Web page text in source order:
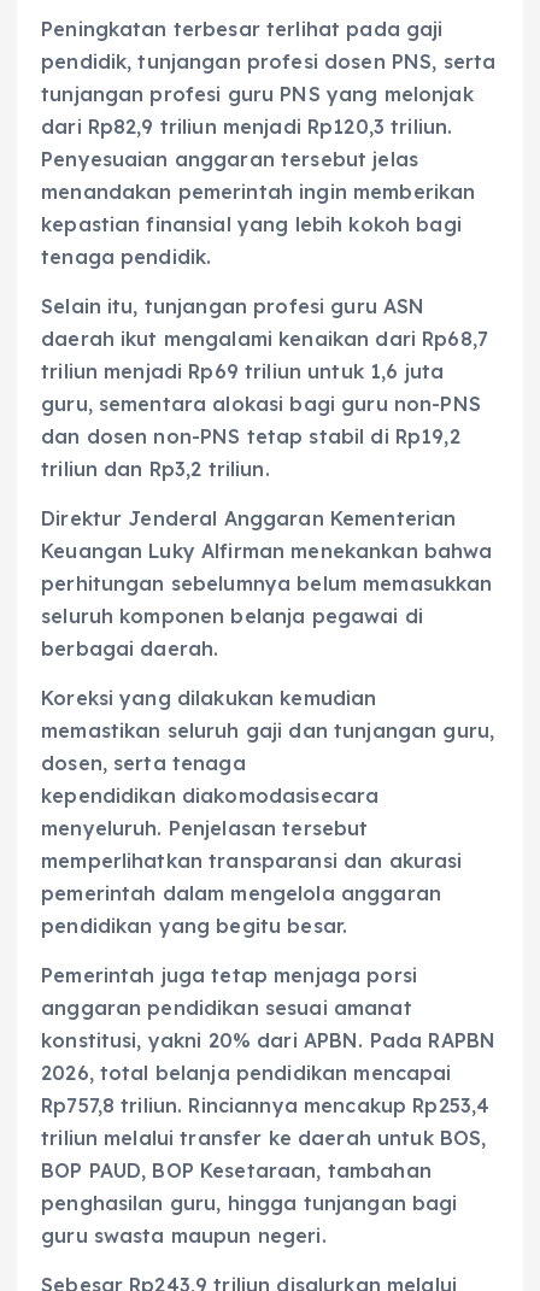
Peningkatan terbesar terlihat pada gaji
pendidik, tunjangan profesi dosen PNS, serta
tunjangan profesi guru PNS yang melonjak
dari Rp82,9 triliun menjadi Rp120,3 triliun.
Penyesuaian anggaran tersebut jelas
menandakan pemerintah ingin memberikan
kepastian finansial yang lebih kokoh bagi
tenaga pendidik.
Selain itu, tunjangan profesi guru ASN
daerah ikut mengalami kenaikan dari Rp68,7
triliun menjadi Rp69 triliun untuk 1,6 juta
guru, sementara alokasi bagi guru non-PNS
dan dosen non-PNS tetap stabil di Rp19,2
triliun dan Rp3,2 triliun.
Direktur Jenderal Anggaran Kementerian
Keuangan Luky Alfirman menekankan bahwa
perhitungan sebelumnya belum memasukkan
seluruh komponen belanja pegawai di
berbagai daerah.
Koreksi yang dilakukan kemudian
memastikan seluruh gaji dan tunjangan guru,
dosen, serta tenaga
kependidikan diakomodasisecara
menyeluruh. Penjelasan tersebut
memperlihatkan transparansi dan akurasi
pemerintah dalam mengelola anggaran
pendidikan yang begitu besar.
Pemerintah juga tetap menjaga porsi
anggaran pendidikan sesuai amanat
konstitusi, yakni 20% dari APBN. Pada RAPBN
2026, total belanja pendidikan mencapai
Rp757,8 triliun. Rinciannya mencakup Rp253,4
triliun melalui transfer ke daerah untuk BOS,
BOP PAUD, BOP Kesetaraan, tambahan
penghasilan guru, hingga tunjangan bagi
guru swasta maupun negeri.
Sebesar Rp243,9 triliun disalurkan melalui